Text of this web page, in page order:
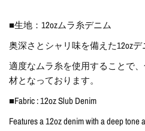
■生地：12ozムラ糸デニム
奥深さとシャリ味を備えた12ozデ
適度なムラ糸を使用することで
材となっております。
■Fabric : 12oz Slub Denim
Features a 12oz denim with a deep tone